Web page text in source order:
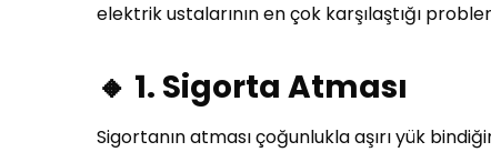
elektrik ustalarının en çok karşılaştığı
🔸 1. Sigorta Atması
Sigortanın atması çoğunlukla aşırı yük